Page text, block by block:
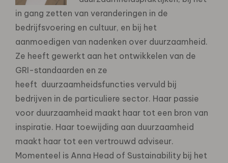
in gang zetten van veranderingen in de
bedrijfsvoering en cultuur, en bij het
aanmoedigen van nadenken over duurzaamheid.
Ze heeft gewerkt aan het ontwikkelen van de
GRI-standaarden en ze
heeft duurzaamheidsfuncties vervuld bij
bedrijven in de particuliere sector. Haar passie
voor duurzaamheid maakt haar tot een bron van
inspiratie. Haar toewijding aan duurzaamheid
maakt haar tot een vertrouwd adviseur.
Momenteel is Anna Head of Sustainability bij het